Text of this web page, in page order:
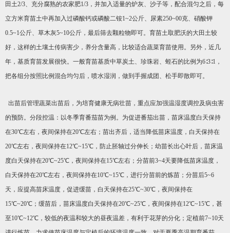
田土2/3、充分腐熟的农家肥1/3，并加入适量的炉灰、沙子等，配合混匀之后，每
立方米育苗土中再加入过磷酸钙或磷酸二铵1~2公斤、尿素250~00克、硝酸钾
0.5~1公斤、草木灰5~10公斤，最后筛去颗粒物即可。育苗土取肥沃的大田土较
好，这样的土壤土传病害少，养分含量高，比较适合蔬菜育苗使用。另外，近几
年，基质育苗发展很快。一般育苗基质中草炭土、珍珠岩、蛭石的比例为6∶3∶1，
把各组分按照比例混合均匀后，喷水湿润，做到手握成团、松手即散即可。
出苗后管理蔬菜出苗后，为培育健康无病壮苗，重点应加强温湿度调控及病虫害
的预防。分段控温：以冬季育番茄苗为例。为促进番茄出苗，苗床温度白天保持
在30℃左右，夜间保持在20℃左右；苗出齐后，适当降低苗床温度，白天保持在
20℃左右，夜间保持在12℃~15℃，防止胚轴过分伸长；幼苗长出心叶后，苗床温
度白天保持在20℃~25℃，夜间保持在15℃左右；分苗前3~4天要降低苗床温度，
白天保持在20℃左右，夜间保持在10℃~15℃，进行分苗前的炼苗；分苗后5~6
天，应提高苗床温度，促进缓苗，白天保持在25℃~30℃，夜间保持在
15℃~20℃；缓苗后，苗床温度白天保持在20℃~25℃，夜间保持在12℃~15℃，甚
至10℃~12℃，较低的夜温和较大的昼夜温差，有利于花芽的分化；定植前7~10天